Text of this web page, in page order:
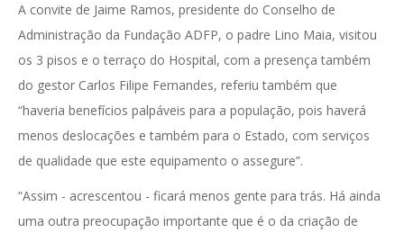
A convite de Jaime Ramos, presidente do Conselho de
Administração da Fundação ADFP, o padre Lino Maia, visitou
os 3 pisos e o terraço do Hospital, com a presença também
do gestor Carlos Filipe Fernandes, referiu também que
“haveria benefícios palpáveis para a população, pois haverá
menos deslocações e também para o Estado, com serviços
de qualidade que este equipamento o assegure”.
“Assim - acrescentou - ficará menos gente para trás. Há ainda
uma outra preocupação importante que é o da criação de